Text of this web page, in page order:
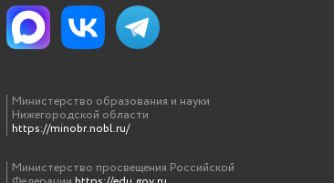
Министерство образования и науки
Нижегородской области
https://minobr.nobl.ru/
Министерство просвещения Российской